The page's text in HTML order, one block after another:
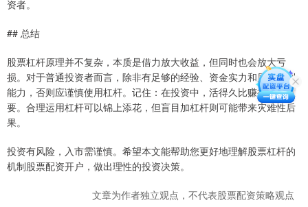
资者。
## 总结
股票杠杆原理并不复杂，本质是借力放大收益，但同时也会放大亏
损。对于普通投资者而言，除非有足够的经验、资金实力和风险控制
能力，否则应谨慎使用杠杆。记住：在投资中，活得久比赚得快更重
要。合理运用杠杆可以锦上添花，但盲目加杠杆则可能带来灾难性后
果。
投资有风险，入市需谨慎。希望本文能帮助您更好地理解股票杠杆的
机制股票配资开户，做出理性的投资决策。
文章为作者独立观点，不代表股票配资策略观点